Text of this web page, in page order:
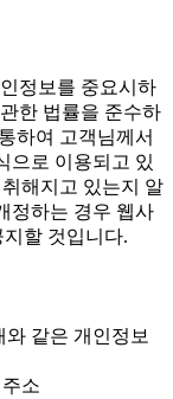
정보를 중요시하
한 법률을 준수하
하여 고객님께서
으로 이용되고 있
해지고 있는지 알
정하는 경우 웹사
할 것입니다.
같은 개인정보
소